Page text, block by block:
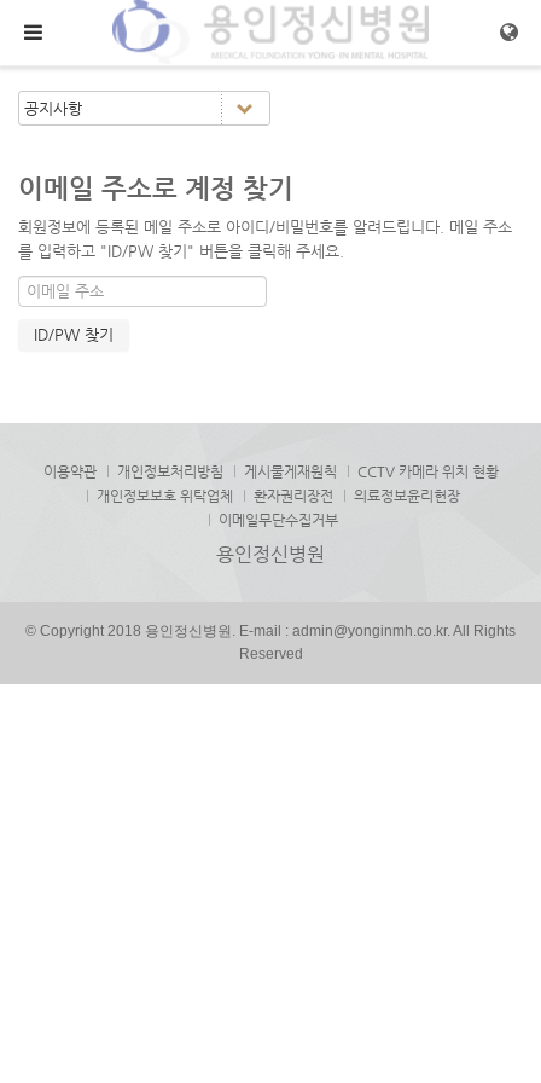
이메일 주소로 계정 찾기
회원정보에 등록된 메일 주소로 아이디/비밀번호를 알려드립니다. 메일 주소
를 입력하고 "ID/PW 찾기" 버튼을 클릭해 주세요.
이용약관 개인정보처리방침 게시물게재원칙
CCTV 카메라 위치 현황
개인정보보호 위탁업체
환자권리장전
의료정보윤리헌장
이메일무단수집거부
용인정신병원
© Copyright 2018 용인정신병원. E-mail : admin@yonginmh.co.kr. All Rights
Reserved